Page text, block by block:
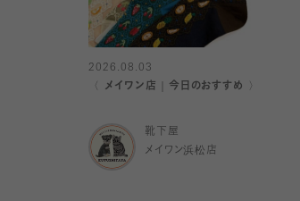
2026.08.03
〈 メイワン店｜今日のおすすめ 〉
靴下屋
メイワン浜松店